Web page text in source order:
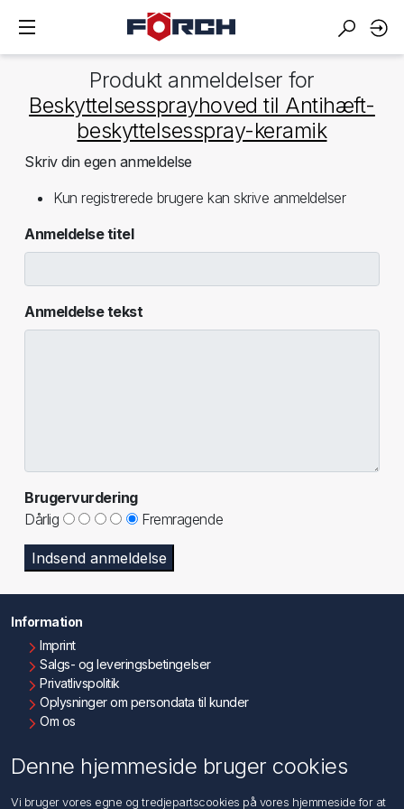
Produkt anmeldelser for
Beskyttelsessprayhoved til Antihæft-
beskyttelsesspray-keramik
Skriv din egen anmeldelse
Kun registrerede brugere kan skrive anmeldelser
Anmeldelse titel
Anmeldelse tekst
Brugervurdering
Dårlig
Fremragende
Indsend anmeldelse
Information
Imprint
Salgs- og leveringsbetingelser
Privatlivspolitik
Oplysninger om persondata til kunder
Om os
Denne hjemmeside bruger cookies
Vi bruger vores egne og tredjepartscookies på vores hjemmeside for at